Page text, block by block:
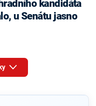
kandidáta
u Senátu jasno